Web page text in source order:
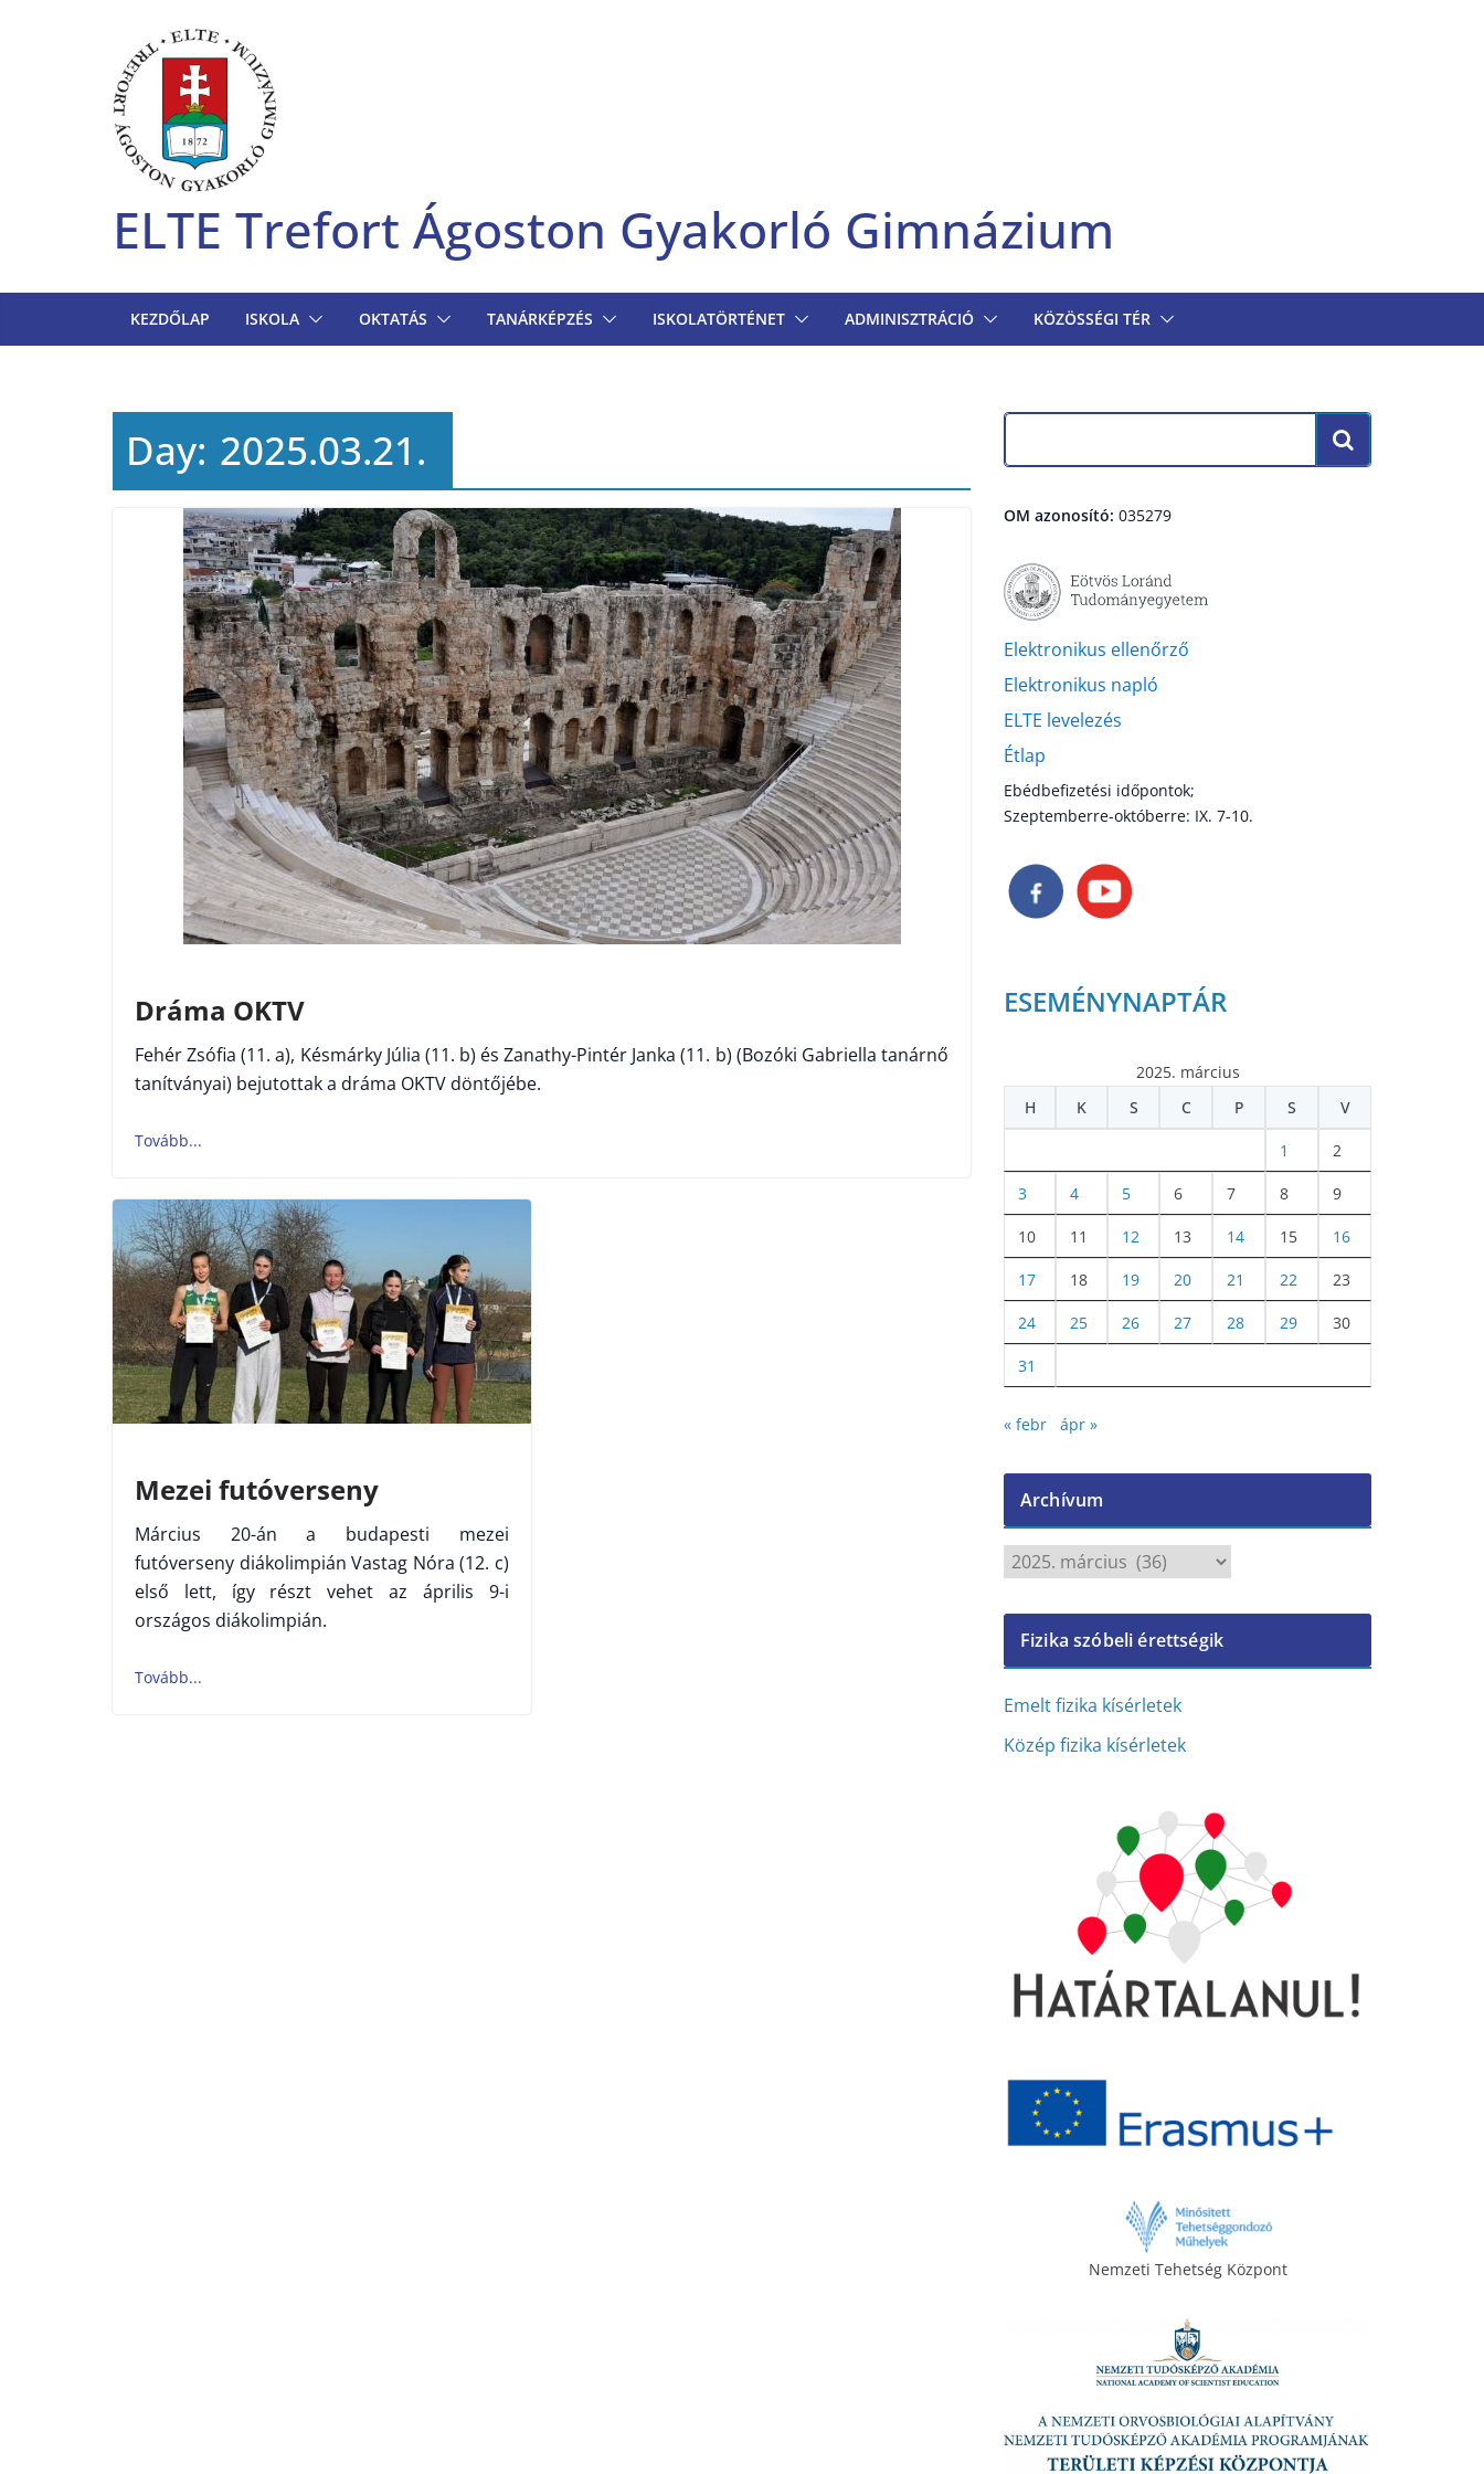
ELTE Trefort Ágoston Gyakorló Gimnázium
KEZDŐLAP ISKOLA OKTATÁS TANÁRKÉPZÉS ISKOLATÖRTÉNET ADMINISZTRÁCIÓ KÖZÖSSÉGI TÉR
Day: 2025.03.21.
Dráma OKTV
Fehér Zsófia (11. a), Késmárky Júlia (11. b) és Zanathy-Pintér Janka (11. b) (Bozóki Gabriella tanárnő
tanítványai) bejutottak a dráma OKTV döntőjébe.
Mezei futóverseny
Március 20-án a budapesti mezei
futóverseny diákolimpián Vastag Nóra (12. c)
első lett, így részt vehet az április 9-i
országos diákolimpián.
OM azonosító: 035279
Elektronikus ellenőrző
Elektronikus napló
ELTE levelezés
Étlap
Ebédbefizetési időpontok;
Szeptemberre-októberre: IX. 7-10.
ESEMÉNYNAPTÁR
2025. március
H
K S C P S V
1 2
3 4 5 6 7 8 9
10 11 12 13 14 15 16
17 18 19 20 21 22 23
24 25 26 27 28 29 30
31
« febr ápr »
Archívum
c
í
v
m
Fizika szóbeli érettségik
Emelt fizika kísérletek
Közép fizika kísérletek
Nemzeti Tehetség Központ